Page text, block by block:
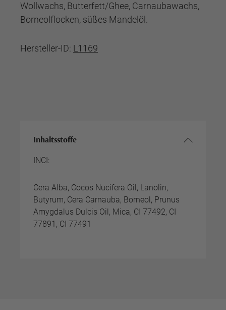
Wollwachs, Butterfett/Ghee, Carnaubawachs,
Borneolflocken, süßes Mandelöl.
Hersteller-ID: L1169
Inhaltsstoffe
INCI:
Cera Alba, Cocos Nucifera Oil, Lanolin,
Butyrum, Cera Carnauba, Borneol, Prunus
Amygdalus Dulcis Oil, Mica, CI 77492, CI
77891, CI 77491